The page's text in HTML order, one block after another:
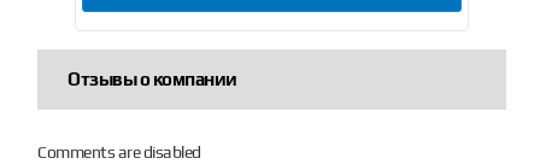
Отзывы о компании
Comments are disabled